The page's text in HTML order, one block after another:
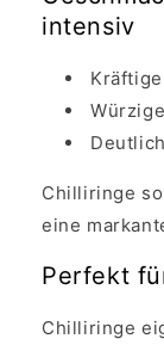
intensiv
Chilliringe
eine
Perfekt
Chilliringe